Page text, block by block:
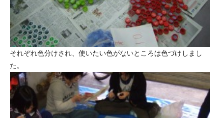
それぞれ色分けされ、使いたい色がないところは色づけしまし
た。